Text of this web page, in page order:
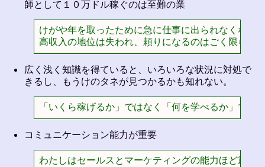
師として１０万ドル稼ぐのは至難の業
けがや年を取ったために急に仕事に出られなくなっ
高収入の地位は失われ、頼りになるのはごく限られ
広く浅く知識を得ていると、いろいろな状況に対処で
きるし、もうけのタネが見つかるかも知れない。
「いくら稼げるか」ではなく「何を学べるか」で仕
コミュニケーション能力が重要
わたしはセールスとマーケティングの能力ほど重要